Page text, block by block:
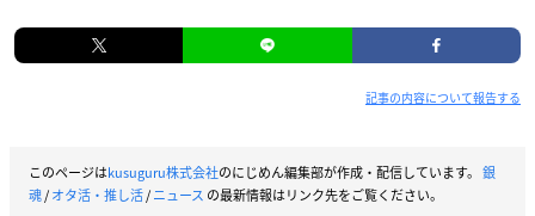
記事の内容について報告する
このページはkusuguru株式会社のにじめん編集部が作成・配信しています。 銀
魂/オタ活・推し活/ニュース の最新情報はリンク先をご覧ください。